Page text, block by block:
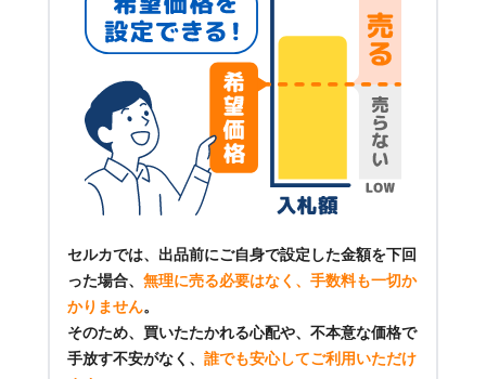
セルカでは、出品前にご自身で設定した金額を下回
った場合、 無理に売る必要はなく、手数料も一切か
かりません。
そのため、買いたたかれる心配や、不本意な価格で
手放す不安がなく、 誰でも安心してご利用いただけ